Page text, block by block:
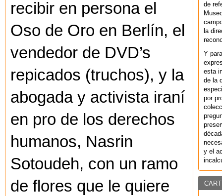
recibir en persona el
Oso de Oro en Berlín, el
vendedor de DVD’s
repicados (truchos), y la
abogada y activista iraní
en pro de los derechos
humanos, Nasrin
Sotoudeh, con un ramo
de flores que le quiere
de
la
Y
esta
de la
por
y el